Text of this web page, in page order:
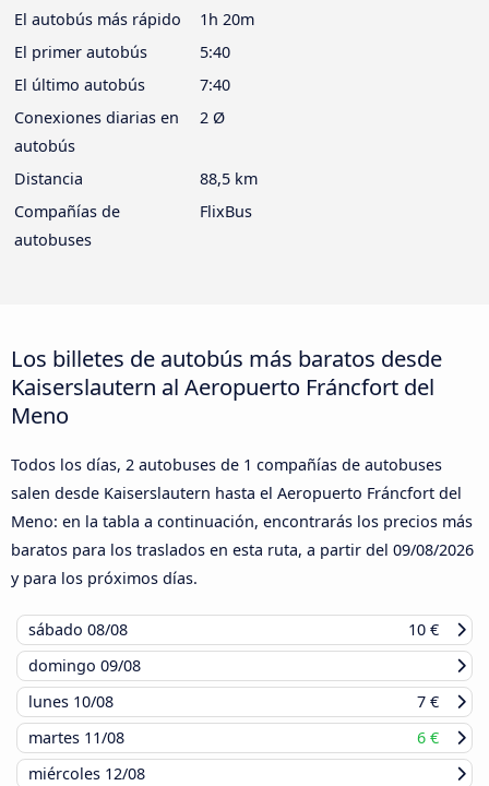
El autobús más rápido
1h 20m
El primer autobús
5:40
El último autobús
7:40
Conexiones diarias en
autobús
2 Ø
Distancia
88,5 km
Compañías de
autobuses
FlixBus
Los billetes de autobús más baratos desde
Kaiserslautern al Aeropuerto Fráncfort del
Meno
Todos los días, 2 autobuses de 1 compañías de autobuses
salen desde Kaiserslautern hasta el Aeropuerto Fráncfort del
Meno: en la tabla a continuación, encontrarás los precios más
baratos para los traslados en esta ruta, a partir del 09/08/2026
y para los próximos días.
sábado 08/08
10 €
domingo 09/08
lunes 10/08
7 €
martes 11/08
6 €
miércoles 12/08